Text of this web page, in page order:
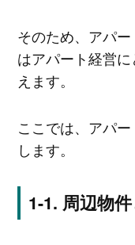
そのため、アパ
はアパート経営
えます。
ここでは、アパ
します。
周辺物